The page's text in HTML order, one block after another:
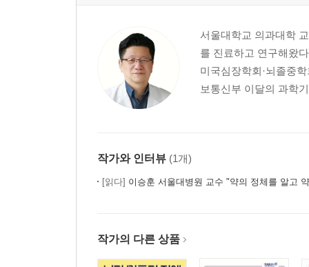
서울대학교 의과대학
를 진료하고 연구해왔
미국심장학회·뇌졸중
보통신부 이달의 과학
작가와 인터뷰 (1개)
[읽다] 이승훈 서울대병원 교수 "약의 정체를 알고
작가의 다른 상품